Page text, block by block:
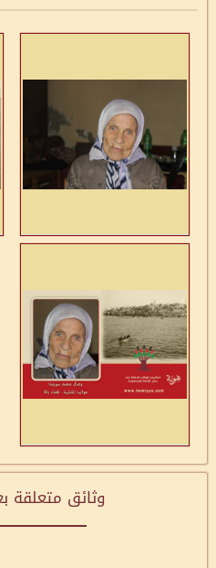
وثائق متعلقة